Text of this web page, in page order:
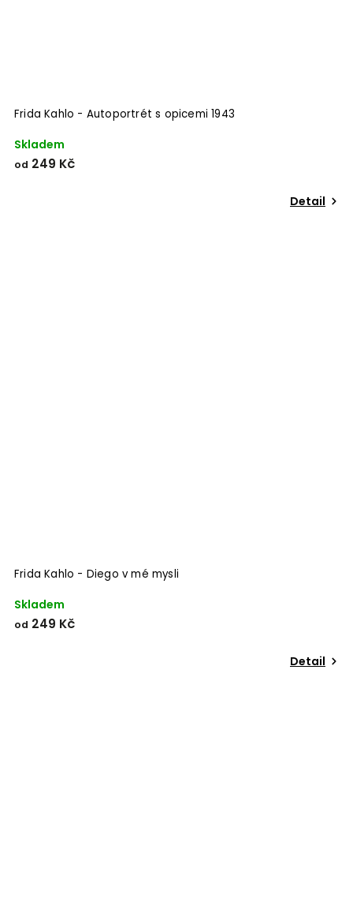
Frida Kahlo - Autoportrét s opicemi 1943
Skladem
od 249 Kč
Detail
Frida Kahlo - Diego v mé mysli
Skladem
od 249 Kč
Detail